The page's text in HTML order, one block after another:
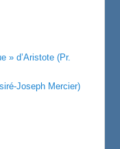
» d’Aristote (Pr.
Joseph Mercier)